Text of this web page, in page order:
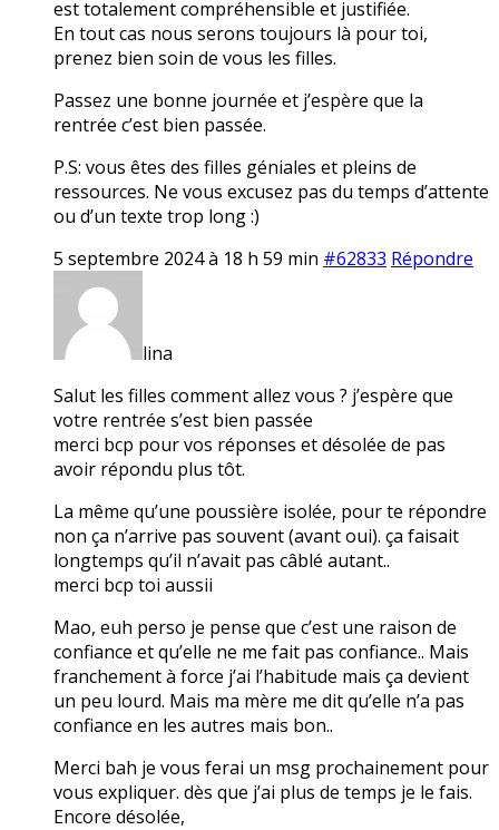
est totalement compréhensible et justifiée.
En tout cas nous serons toujours là pour toi,
prenez bien soin de vous les filles.
Passez une bonne journée et j’espère que la
rentrée c’est bien passée.
P.S: vous êtes des filles géniales et pleins de
ressources. Ne vous excusez pas du temps d’attente
ou d’un texte trop long :)
5 septembre 2024 à 18 h 59 min #62833 Répondre
lina
Salut les filles comment allez vous ? j’espère que
votre rentrée s’est bien passée
merci bcp pour vos réponses et désolée de pas
avoir répondu plus tôt.
La même qu’une poussière isolée, pour te répondre
non ça n’arrive pas souvent (avant oui). ça faisait
longtemps qu’il n’avait pas câblé autant..
merci bcp toi aussii
Mao, euh perso je pense que c’est une raison de
confiance et qu’elle ne me fait pas confiance.. Mais
franchement à force j’ai l’habitude mais ça devient
un peu lourd. Mais ma mère me dit qu’elle n’a pas
confiance en les autres mais bon..
Merci bah je vous ferai un msg prochainement pour
vous expliquer. dès que j’ai plus de temps je le fais.
Encore désolée,